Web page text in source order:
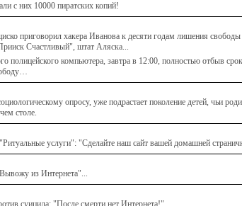
с них 10000 пиратских копий!
приговорил хакера Иванова к десяти годам лишения
Счастливый", штат Аляска...
полицейского компьютера, завтра в 12:00, полностью отбыв
опросу, уже подрастает поколение детей, чьи
столе.
услуги": "Сделайте наш сайт вашей домашней
из Интернета"...
суицида: "После смерти нет Интернета!"